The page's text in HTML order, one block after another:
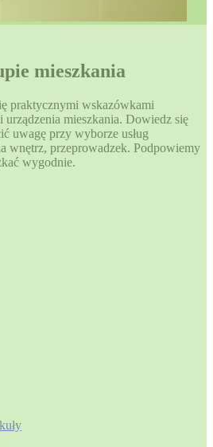
mieszkania
praktycznymi wskazówkami
urządzenia mieszkania. Dowiedz się
uwagę przy wyborze usług
wnętrz, przeprowadzek. Podpowiemy
wygodnie.